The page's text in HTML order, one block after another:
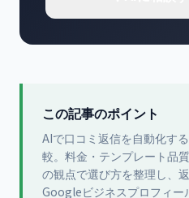
この記事のポイント
AIで口コミ返信を自動化す
較。料金・テンプレート品
の観点で選び方を整理し、
Googleビジネスプロフィー